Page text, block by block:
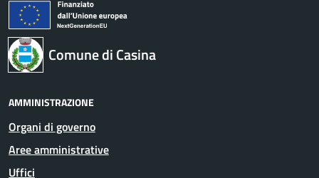
Comune di Casina
AMMINISTRAZIONE
Organi di governo
Aree amministrative
Uffici